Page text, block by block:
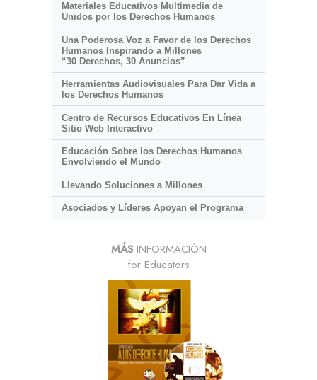
Materiales Educativos Multimedia de
Unidos por los Derechos Humanos
Una Poderosa Voz a Favor de los Derechos
Humanos Inspirando a Millones
“30 Derechos, 30 Anuncios”
Herramientas Audiovisuales Para Dar Vida a
los Derechos Humanos
Centro de Recursos Educativos En Línea
Sitio Web Interactivo
Educación Sobre los Derechos Humanos
Envolviendo el Mundo
Llevando Soluciones a Millones
Asociados y Líderes Apoyan el Programa
MÁSINFORMACIÓN
for Educators